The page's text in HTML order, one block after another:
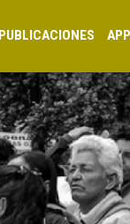
PUBLICACIONES